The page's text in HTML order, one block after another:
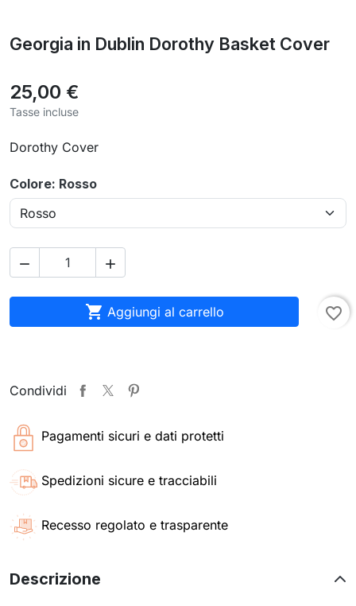
Georgia in Dublin Dorothy Basket Cover
25,00 €
Tasse incluse
Dorothy Cover
Colore: Rosso
 
 Aggiungi al carrello favorite_border
Condividi
Pagamenti sicuri e dati protetti
Spedizioni sicure e tracciabili
Recesso regolato e trasparente
Descrizione